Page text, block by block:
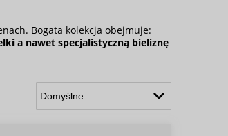
Bogata kolekcja obejmuje:
a nawet specjalistyczną bieliznę